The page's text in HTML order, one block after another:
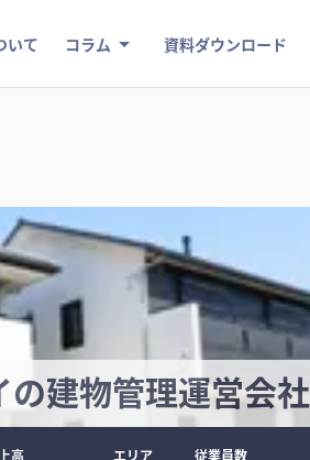
いて コラム 資料ダウンロード
の建物管理運営会社
高 エリア 従業員数